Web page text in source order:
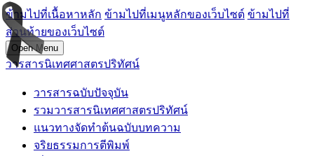
ข้ามไปที่เนื้อหาหลัก ข้ามไปที่เมนูหลักของเว็บไซต์ ข้ามไปที่
ส่วนท้ายของเว็บไซต์
Open Menu
วารสารนิเทศศาสตรปริทัศน์
วารสารฉบับปัจจุบัน
รวมวารสารนิเทศศาสตรปริทัศน์
แนวทางจัดทำต้นฉบับบทความ
จริยธรรมการตีพิมพ์